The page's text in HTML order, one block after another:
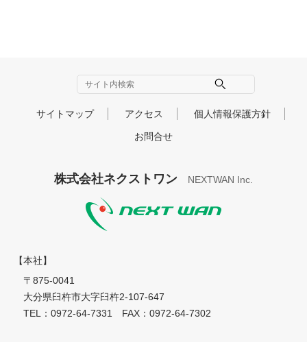
サイトマップ アクセス 個人情報保護方針
お問合せ
株式会社ネクストワン NEXTWAN Inc.
【本社】
〒875-0041
大分県臼杵市大字臼杵2-107-647
TEL：0972-64-7331 FAX：0972-64-7302